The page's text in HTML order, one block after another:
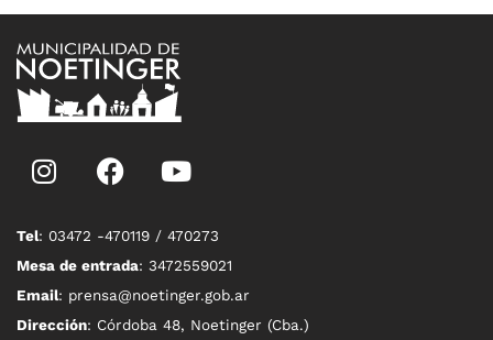
Tel: 03472 -470119 / 470273
Mesa de entrada: 3472559021
Email: prensa@noetinger.gob.ar
Dirección: Córdoba 48, Noetinger (Cba.)